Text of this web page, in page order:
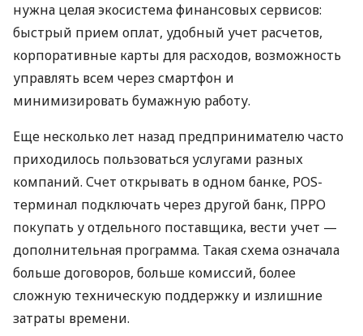
нужна целая экосистема финансовых сервисов:
быстрый прием оплат, удобный учет расчетов,
корпоративные карты для расходов, возможность
управлять всем через смартфон и
минимизировать бумажную работу.
Еще несколько лет назад предпринимателю часто
приходилось пользоваться услугами разных
компаний. Счет открывать в одном банке, POS-
терминал подключать через другой банк, ПРРО
покупать у отдельного поставщика, вести учет —
дополнительная программа. Такая схема означала
больше договоров, больше комиссий, более
сложную техническую поддержку и излишние
затраты времени.